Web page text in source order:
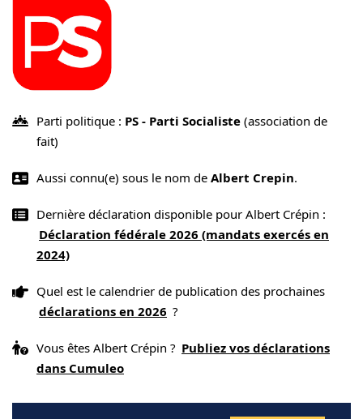
Parti politique : PS - Parti Socialiste (association de
fait)
Aussi connu(e) sous le nom de Albert Crepin.
Dernière déclaration disponible pour Albert Crépin :
Déclaration fédérale 2026 (mandats exercés en
2024)
Quel est le calendrier de publication des prochaines
déclarations en 2026 ?
Vous êtes Albert Crépin ? Publiez vos déclarations
dans Cumuleo